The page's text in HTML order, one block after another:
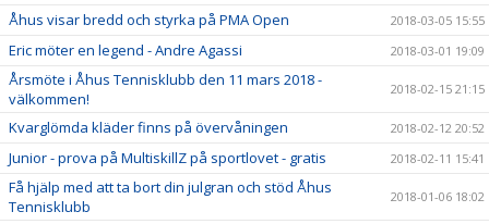
Åhus visar bredd och styrka på PMA Open 2018-03-05 15:55
Eric möter en legend - Andre Agassi 2018-03-01 19:09
Årsmöte i Åhus Tennisklubb den 11 mars 2018 -
välkommen!
2018-02-15 21:15
Kvarglömda kläder finns på övervåningen 2018-02-12 20:52
Junior - prova på MultiskillZ på sportlovet - gratis 2018-02-11 15:41
Få hjälp med att ta bort din julgran och stöd Åhus
Tennisklubb
2018-01-06 18:02